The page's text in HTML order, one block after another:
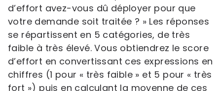
d’effort avez-vous dû déployer pour que
votre demande soit traitée ? » Les réponses
se répartissent en 5 catégories, de très
faible à très élevé. Vous obtiendrez le score
d’effort en convertissant ces expressions en
chiffres (1 pour « très faible » et 5 pour « très
fort ») puis en calculant la moyenne de ces